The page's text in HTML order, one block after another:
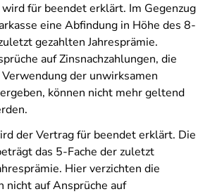
für beendet erklärt. Im Gegenzug
eine Abfindung in Höhe des 8-
gezahlten Jahresprämie.
auf Zinsnachzahlungen, die
Verwendung der unwirksamen
können nicht mehr geltend
der Vertrag für beendet erklärt. Die
das 5-Fache der zuletzt
Hier verzichten die
nicht auf Ansprüche auf